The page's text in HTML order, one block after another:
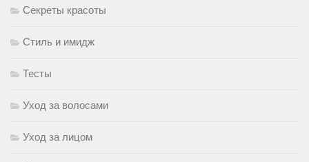
Секреты красоты
Стиль и имидж
Тесты
Уход за волосами
Уход за лицом